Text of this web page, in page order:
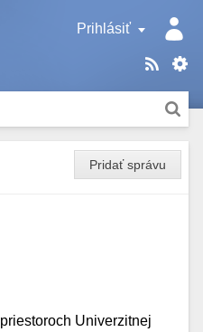
Prihlásiť
Pridať správu
Univerzitnej